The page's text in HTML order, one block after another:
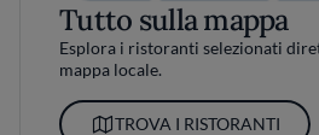
Tutto sulla mappa
Esplora i ristoranti selezionati
mappa locale.
TROVA I RISTORANTI